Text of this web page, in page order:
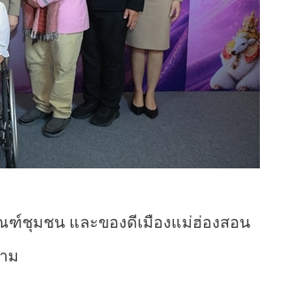
ฑ์ชุมชน และของดีเมืองแม่ฮ่องสอน
ม